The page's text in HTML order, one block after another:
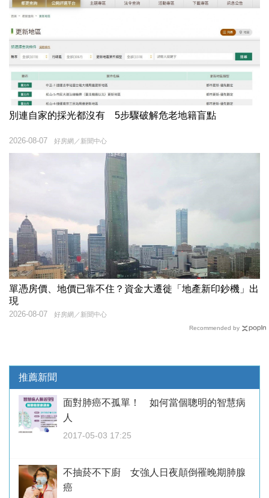
別連自家的採光都沒有 5步驟破解危老地籍盲點
好房網／新聞中心
2026-08-07
單憑房價、地價已靠不住？資金大遷徙「地產新印鈔機」出
現
好房網／新聞中心
2026-08-07
Recommended by
推薦新聞
面對肺癌不孤單！ 如何當個聰明的智慧病
人
2017-05-03 17:25
不抽菸不下廚 女強人日夜顛倒罹晚期肺腺
癌